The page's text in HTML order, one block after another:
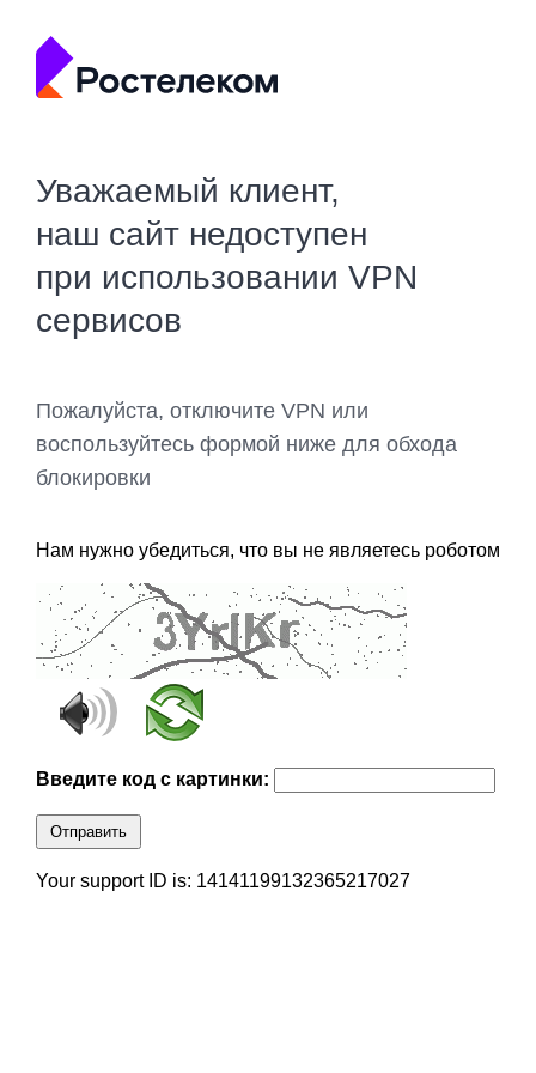
Уважаемый клиент,
наш сайт недоступен
при использовании VPN
сервисов
Пожалуйста, отключите VPN или
воспользуйтесь формой ниже для обхода
блокировки
Нам нужно убедиться, что вы не являетесь роботом
Введите код с картинки:
Отправить
Your support ID is: 14141199132365217027